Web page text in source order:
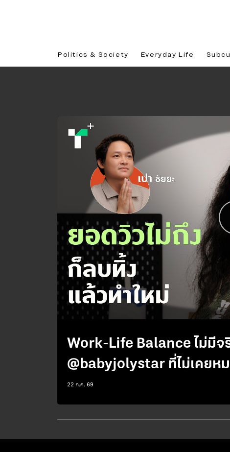
Politics & Society Everyday Life
Work-Life Balance ไม่มีจ
22 ก.ค. 69